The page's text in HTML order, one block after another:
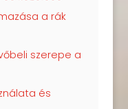
a rák
szerepe a
és